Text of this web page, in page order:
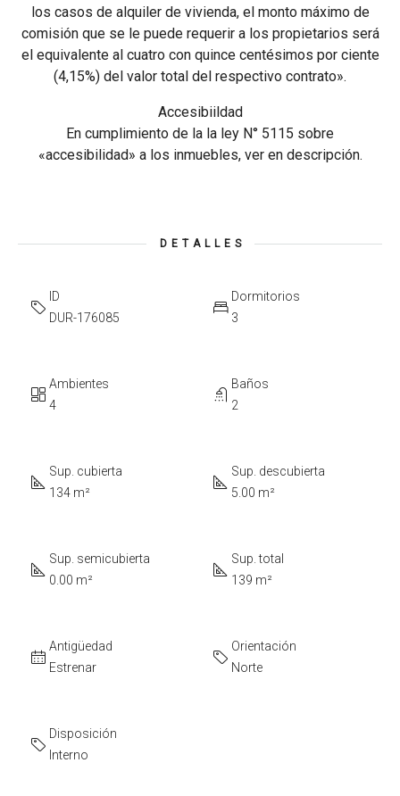
los casos de alquiler de vivienda, el monto máximo de
comisión que se le puede requerir a los propietarios será
el equivalente al cuatro con quince centésimos por ciente
(4,15%) del valor total del respectivo contrato».
Accesibiildad
En cumplimiento de la la ley N° 5115 sobre
«accesibilidad» a los inmuebles, ver en descripción.
DETALLES
ID
DUR-176085
Dormitorios
3
Ambientes
4
Baños
2
Sup. cubierta
134 m²
Sup. descubierta
5.00 m²
Sup. semicubierta
0.00 m²
Sup. total
139 m²
Antigüedad
Estrenar
Orientación
Norte
Disposición
Interno